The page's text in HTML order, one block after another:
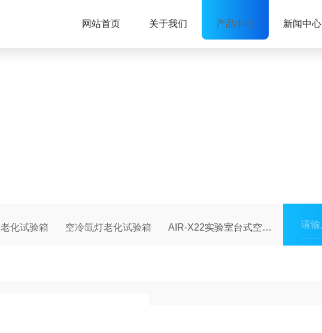
网站首页 关于我们 产品中心 新闻中心
老化试验箱 空冷氙灯老化试验箱 AIR-X22实验室台式空冷氙灯老化试验箱